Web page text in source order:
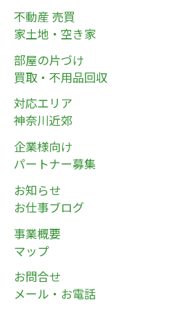
不動産 売買
家土地・空き家
部屋の片づけ
買取・不用品回収
対応エリア
神奈川近郊
企業様向け
パートナー募集
お知らせ
お仕事ブログ
事業概要
マップ
お問合せ
メール・お電話